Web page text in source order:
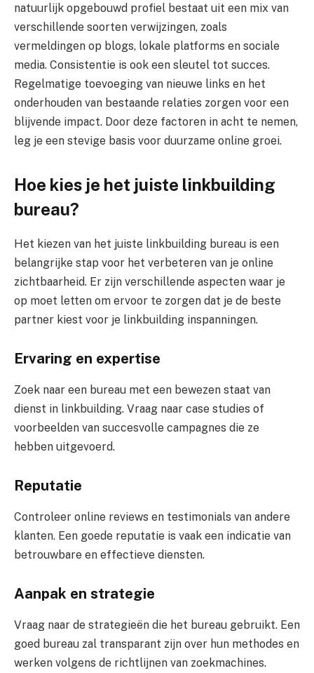
natuurlijk opgebouwd profiel bestaat uit een mix van
verschillende soorten verwijzingen, zoals
vermeldingen op blogs, lokale platforms en sociale
media. Consistentie is ook een sleutel tot succes.
Regelmatige toevoeging van nieuwe links en het
onderhouden van bestaande relaties zorgen voor een
blijvende impact. Door deze factoren in acht te nemen,
leg je een stevige basis voor duurzame online groei.
Hoe kies je het juiste linkbuilding
bureau?
Het kiezen van het juiste linkbuilding bureau is een
belangrijke stap voor het verbeteren van je online
zichtbaarheid. Er zijn verschillende aspecten waar je
op moet letten om ervoor te zorgen dat je de beste
partner kiest voor je linkbuilding inspanningen.
Ervaring en expertise
Zoek naar een bureau met een bewezen staat van
dienst in linkbuilding. Vraag naar case studies of
voorbeelden van succesvolle campagnes die ze
hebben uitgevoerd.
Reputatie
Controleer online reviews en testimonials van andere
klanten. Een goede reputatie is vaak een indicatie van
betrouwbare en effectieve diensten.
Aanpak en strategie
Vraag naar de strategieën die het bureau gebruikt. Een
goed bureau zal transparant zijn over hun methodes en
werken volgens de richtlijnen van zoekmachines.